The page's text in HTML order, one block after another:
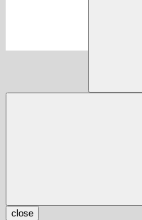
close